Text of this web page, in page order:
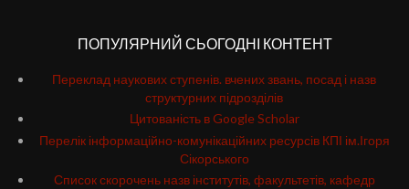
ПОПУЛЯРНИЙ СЬОГОДНІ КОНТЕНТ
Переклад наукових ступенів. вчених звань, посад і назв
структурних підрозділів
Цитованість в Google Scholar
Перелік інформаційно-комунікаційних ресурсів КПІ ім.Ігоря
Сікорського
Список скорочень назв інститутів, факультетів, кафедр